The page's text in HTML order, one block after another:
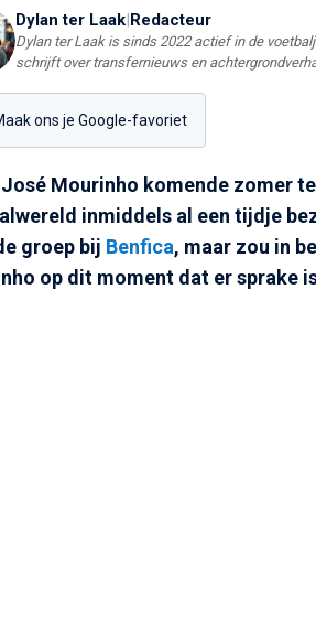
Dylan ter Laak|Redacteur
Dylan ter Laak is sinds 2022 actief in de
schrijft over transfernieuws en
ons je Google-favoriet
Mourinho komende zomer
inmiddels al een tijdje
groep bij Benfica, maar zou in
op dit moment dat er sprake